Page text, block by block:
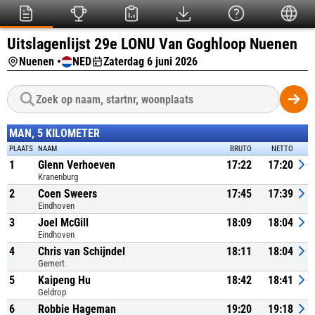
Uitslagenlijst 29e LONU Van Goghloop Nuenen
Nuenen • NED Zaterdag 6 juni 2026
MAN, 5 KILOMETER
PLAATS NAAM BRUTO NETTO
1 Glenn Verhoeven
Kranenburg
17:22 17:20
2 Coen Sweers
Eindhoven
17:45 17:39
3 Joel McGill
Eindhoven
18:09 18:04
4 Chris van Schijndel
Gemert
18:11 18:04
5 Kaipeng Hu
Geldrop
18:42 18:41
6 Robbie Hageman 19:20 19:18